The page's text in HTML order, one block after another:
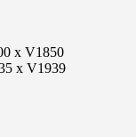
x V1850
x V1939